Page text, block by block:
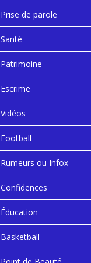
Prise de parole
Santé
Patrimoine
Escrime
Vidéos
Football
Rumeurs ou Infox
Confidences
Éducation
Basketball